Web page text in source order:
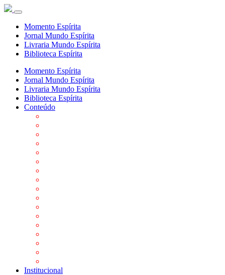
Momento Espírita
Jornal Mundo Espírita
Livraria Mundo Espírita
Biblioteca Espírita
Momento Espírita
Jornal Mundo Espírita
Livraria Mundo Espírita
Biblioteca Espírita
Conteúdo
Institucional